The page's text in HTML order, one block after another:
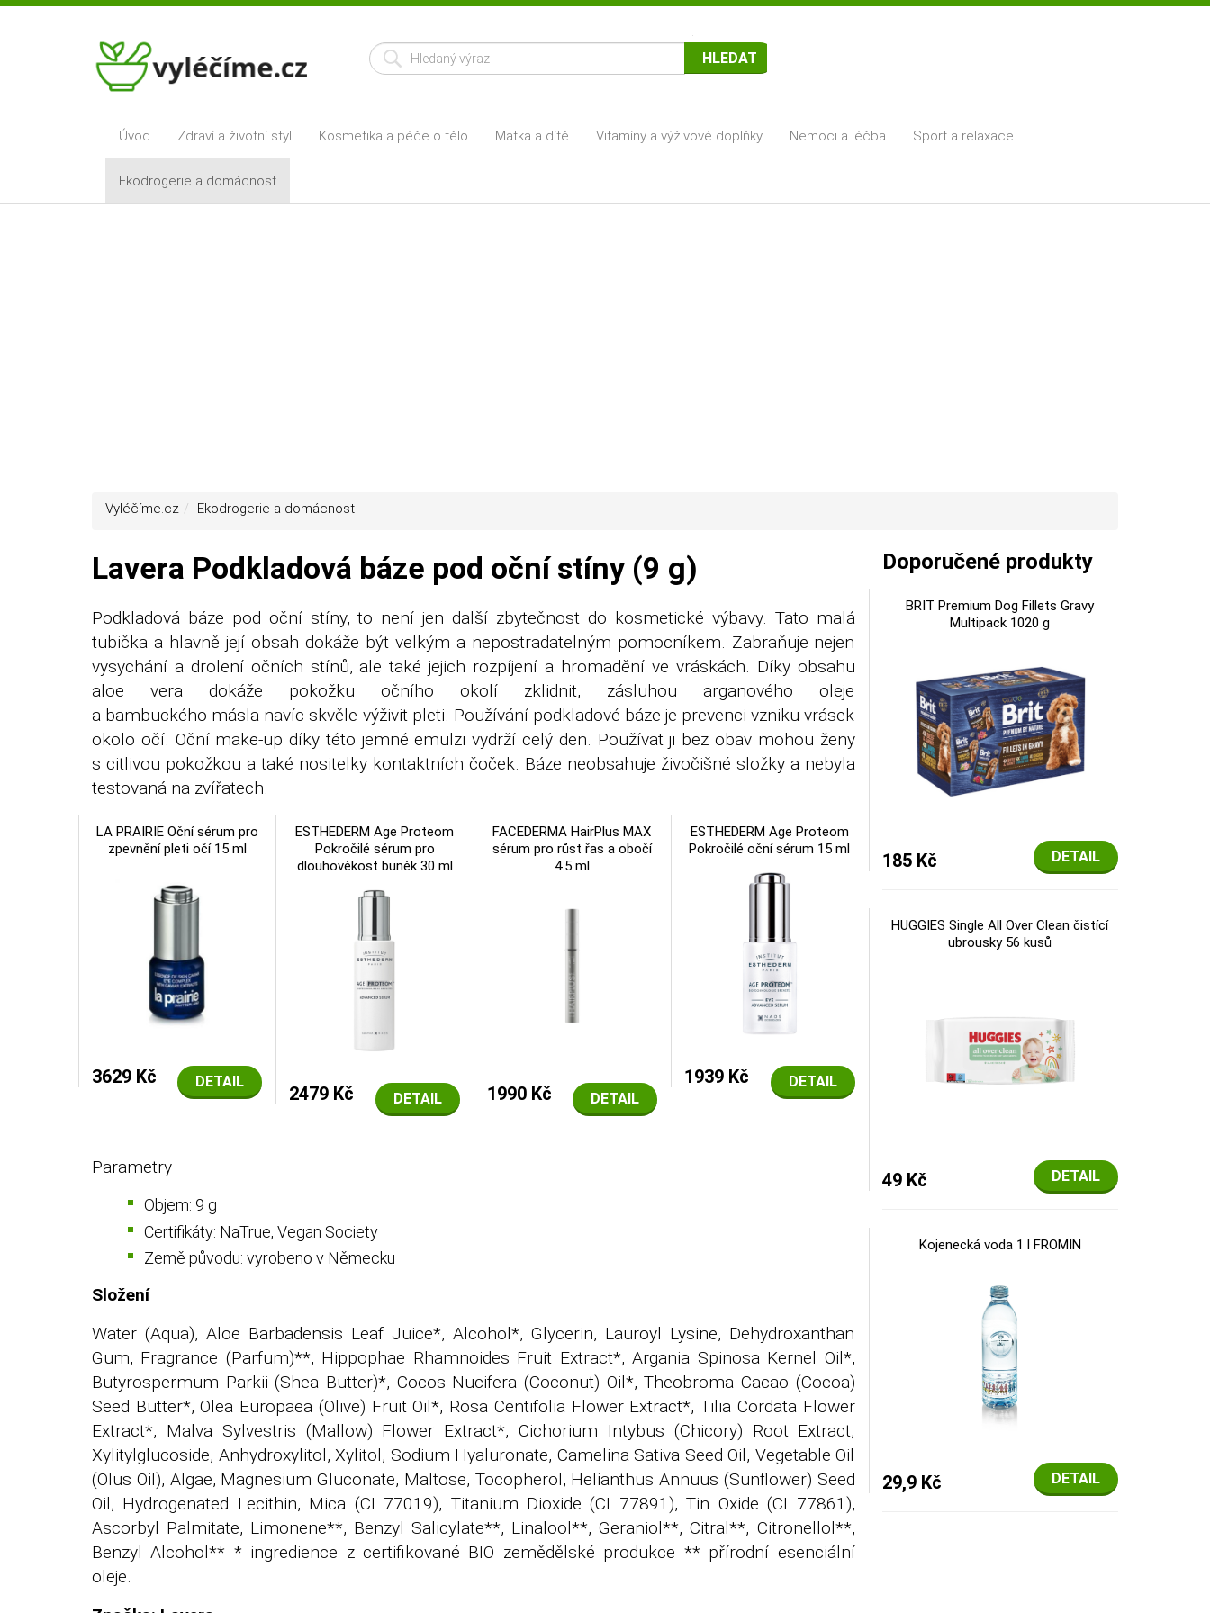
HLEDAT
Úvod Zdraví a životní styl Kosmetika a péče o tělo Matka a dítě Vitamíny a výživové doplňky Nemoci a léčba Sport a relaxace
Ekodrogerie a domácnost
Vyléčíme.cz Ekodrogerie a domácnost
Lavera Podkladová báze pod oční stíny (9 g)
Podkladová báze pod oční stíny, to není jen další zbytečnost do kosmetické výbavy. Tato malá
tubička a hlavně její obsah dokáže být velkým a nepostradatelným pomocníkem. Zabraňuje nejen
vysychání a drolení očních stínů, ale také jejich rozpíjení a hromadění ve vráskách. Díky obsahu
aloe vera dokáže pokožku očního okolí zklidnit, zásluhou arganového oleje
a bambuckého másla navíc skvěle výživit pleti. Používání podkladové báze je prevenci vzniku vrásek
okolo očí. Oční make-up díky této jemné emulzi vydrží celý den. Používat ji bez obav mohou ženy
s citlivou pokožkou a také nositelky kontaktních čoček. Báze neobsahuje živočišné složky a nebyla
testovaná na zvířatech.
LA PRAIRIE Oční sérum pro
zpevnění pleti očí 15 ml
DETAIL
3629 Kč
ESTHEDERM Age Proteom
Pokročilé sérum pro
dlouhověkost buněk 30 ml
DETAIL
2479 Kč
FACEDERMA HairPlus MAX
sérum pro růst řas a obočí
4.5 ml
DETAIL
1990 Kč
ESTHEDERM Age Proteom
Pokročilé oční sérum 15 ml
DETAIL
1939 Kč
Parametry
Objem: 9 g
Certifikáty: NaTrue, Vegan Society
Země původu: vyrobeno v Německu
Složení
Water (Aqua), Aloe Barbadensis Leaf Juice*, Alcohol*, Glycerin, Lauroyl Lysine, Dehydroxanthan
Gum, Fragrance (Parfum)**, Hippophae Rhamnoides Fruit Extract*, Argania Spinosa Kernel Oil*,
Butyrospermum Parkii (Shea Butter)*, Cocos Nucifera (Coconut) Oil*, Theobroma Cacao (Cocoa)
Seed Butter*, Olea Europaea (Olive) Fruit Oil*, Rosa Centifolia Flower Extract*, Tilia Cordata Flower
Extract*, Malva Sylvestris (Mallow) Flower Extract*, Cichorium Intybus (Chicory) Root Extract,
Xylitylglucoside, Anhydroxylitol, Xylitol, Sodium Hyaluronate, Camelina Sativa Seed Oil, Vegetable Oil
(Olus Oil), Algae, Magnesium Gluconate, Maltose, Tocopherol, Helianthus Annuus (Sunflower) Seed
Oil, Hydrogenated Lecithin, Mica (CI 77019), Titanium Dioxide (CI 77891), Tin Oxide (CI 77861),
Ascorbyl Palmitate, Limonene**, Benzyl Salicylate**, Linalool**, Geraniol**, Citral**, Citronellol**,
Benzyl Alcohol** * ingredience z certifikované BIO zemědělské produkce ** přírodní esenciální
oleje.
Doporučené produkty
BRIT Premium Dog Fillets Gravy
Multipack 1020 g
DETAIL
185 Kč
HUGGIES Single All Over Clean čistící
ubrousky 56 kusů
DETAIL
49 Kč
Kojenecká voda 1 l FROMIN
DETAIL
29,9 Kč